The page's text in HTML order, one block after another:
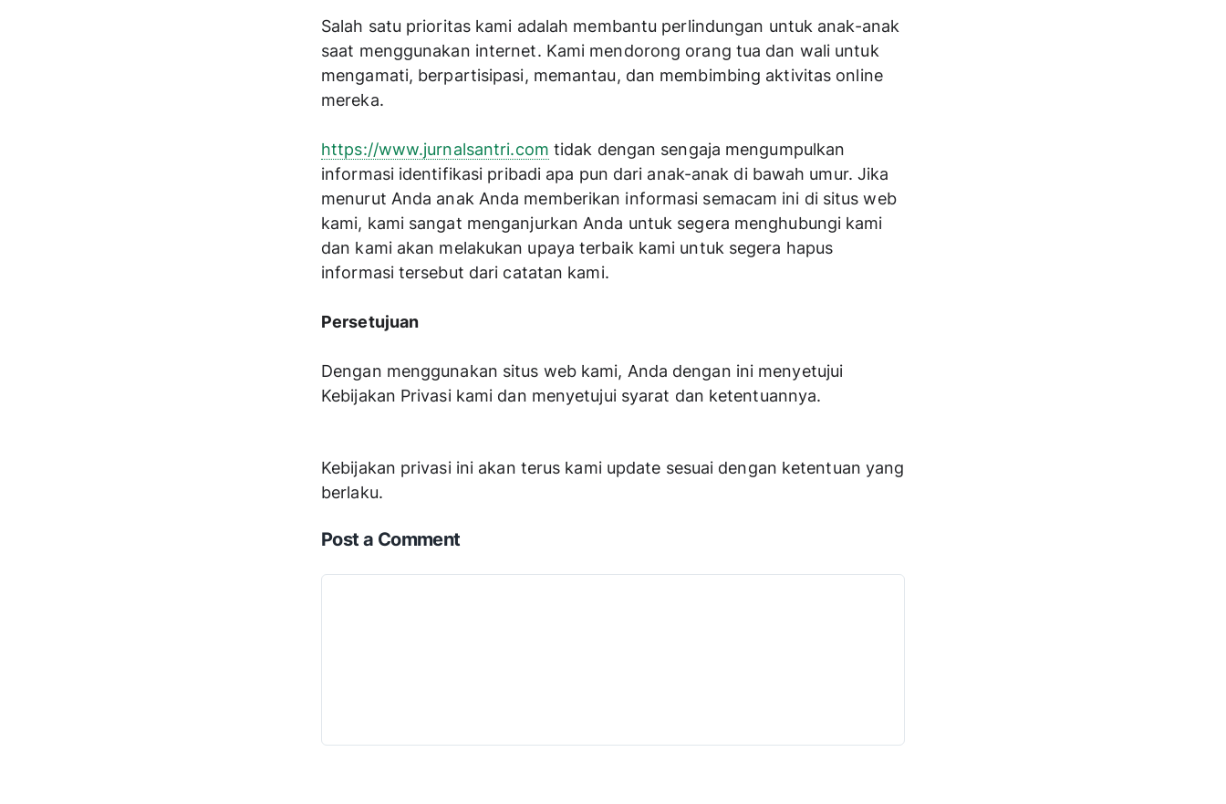
Salah satu prioritas kami adalah membantu perlindungan untuk anak-anak
saat menggunakan internet. Kami mendorong orang tua dan wali untuk
mengamati, berpartisipasi, memantau, dan membimbing aktivitas online
mereka.
https://www.jurnalsantri.com tidak dengan sengaja mengumpulkan
informasi identifikasi pribadi apa pun dari anak-anak di bawah umur. Jika
menurut Anda anak Anda memberikan informasi semacam ini di situs web
kami, kami sangat menganjurkan Anda untuk segera menghubungi kami
dan kami akan melakukan upaya terbaik kami untuk segera hapus
informasi tersebut dari catatan kami.
Persetujuan
Dengan menggunakan situs web kami, Anda dengan ini menyetujui
Kebijakan Privasi kami dan menyetujui syarat dan ketentuannya.
Kebijakan privasi ini akan terus kami update sesuai dengan ketentuan yang
berlaku.
Post a Comment